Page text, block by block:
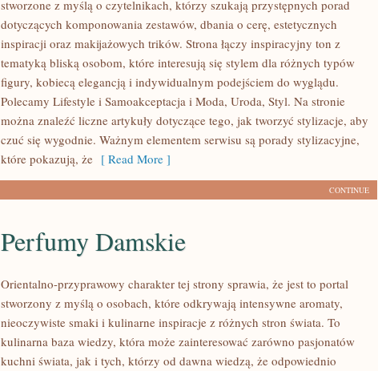
stworzone z myślą o czytelnikach, którzy szukają przystępnych porad
dotyczących komponowania zestawów, dbania o cerę, estetycznych
inspiracji oraz makijażowych trików. Strona łączy inspiracyjny ton z
tematyką bliską osobom, które interesują się stylem dla różnych typów
figury, kobiecą elegancją i indywidualnym podejściem do wyglądu.
Polecamy Lifestyle i Samoakceptacja i Moda, Uroda, Styl. Na stronie
można znaleźć liczne artykuły dotyczące tego, jak tworzyć stylizacje, aby
czuć się wygodnie. Ważnym elementem serwisu są porady stylizacyjne,
które pokazują, że [ Read More ]
CONTINUE
Perfumy Damskie
Orientalno-przyprawowy charakter tej strony sprawia, że jest to portal
stworzony z myślą o osobach, które odkrywają intensywne aromaty,
nieoczywiste smaki i kulinarne inspiracje z różnych stron świata. To
kulinarna baza wiedzy, która może zainteresować zarówno pasjonatów
kuchni świata, jak i tych, którzy od dawna wiedzą, że odpowiednio